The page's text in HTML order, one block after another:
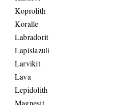
Koprolith
Koralle
Labradorit
Lapislazuli
Larvikit
Lava
Lepidolith
Magnesit